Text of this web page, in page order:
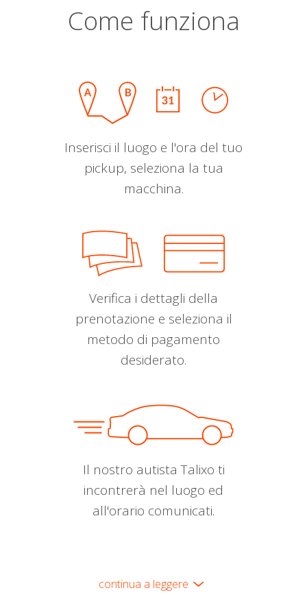
Come funziona
Inserisci il luogo e l'ora del tuo
pickup, seleziona la tua
macchina.
Verifica i dettagli della
prenotazione e seleziona il
metodo di pagamento
desiderato.
Il nostro autista Talixo ti
incontrerà nel luogo ed
all'orario comunicati.
continua a leggere